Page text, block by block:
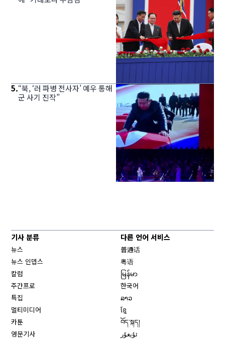
5.“북, ‘러 파병 전사자’ 예우 통해
군 사기 진작”
기사 분류
뉴스
뉴스 인뎁스
칼럼
주간프로
특집
멀티미디어
카툰
영문기사
다른 언어 서비스
普通话
粤语
မြန်မာ
한국어
ລາວ
ខ្មែ
བོད་སྐད།
ئۇيغۇر